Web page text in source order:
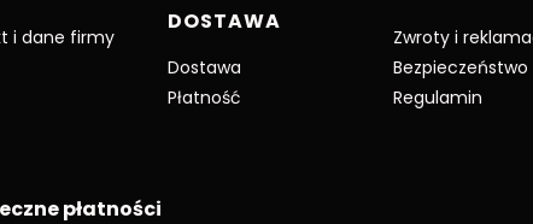
i dane firmy
DOSTAWA
Dostawa
Płatność
Zwroty i
Bezpieczeństwo
Regulamin
płatności